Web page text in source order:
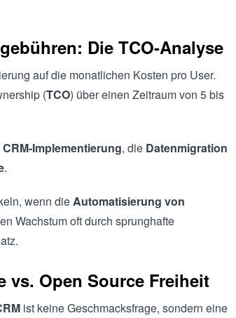
Die TCO-Analyse
auf die monatlichen Kosten pro User.
(TCO) über einen Zeitraum von 5 bis
CRM-Implementierung, die Datenmigration
.
wenn dieAutomatisierung von
Wachstum oft durch sprunghafte
vs. Open Source Freiheit
ist keine Geschmacksfrage, sondern eine